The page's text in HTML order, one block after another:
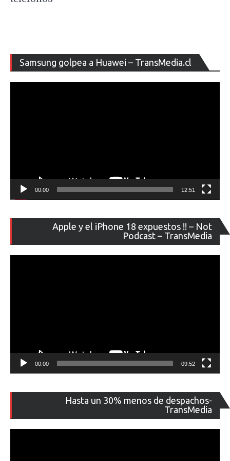
Samsung golpea a Huawei – TransMedia.cl
de
00:00 12:51
Apple y el iPhone 18 expuestos !! – Not
Podcast – TransMedia
de
00:00 09:52
Hasta un 30% menos de despachos-
TransMedia
de